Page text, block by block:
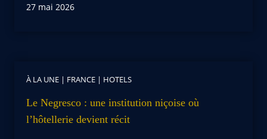
27 mai 2026
À LA UNE | FRANCE | HOTELS
Le Negresco : une institution niçoise où
l’hôtellerie devient récit